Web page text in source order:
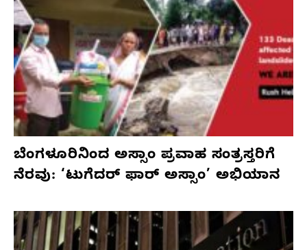
ಬೆಂಗಳೂರಿನಿಂದ ಅಸ್ಸಾಂ ಪ್ರವಾಹ ಸಂತ್ರಸ್ತರಿಗೆ
ನೆರವು: ‘ಟುಗೆದರ್ ಫಾರ್ ಅಸ್ಸಾಂ’ ಅಭಿಯಾನ